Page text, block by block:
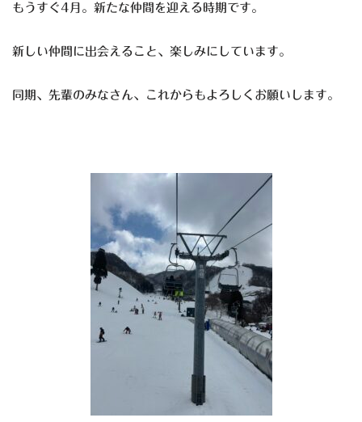
もうすぐ4月。新たな仲間を迎える時期です。
新しい仲間に出会えること、楽しみにしています。
同期、先輩のみなさん、これからもよろしくお願いします。